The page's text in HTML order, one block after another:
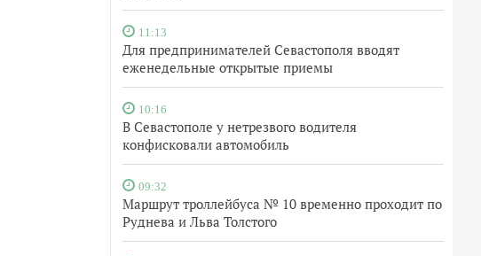
11:13
Для предпринимателей Севастополя вводят
еженедельные открытые приемы
10:16
В Севастополе у нетрезвого водителя
конфисковали автомобиль
09:32
Маршрут троллейбуса № 10 временно проходит по
Руднева и Льва Толстого